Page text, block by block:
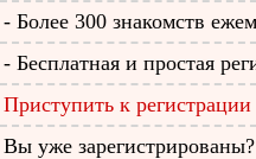
- Более 300 знакомств
- Бесплатная и простая
Приступить к
Вы уже зарегистрированы?